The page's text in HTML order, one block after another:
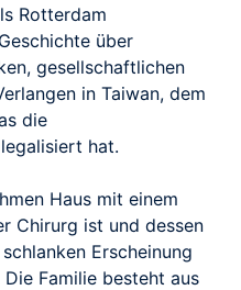
Rotterdam
über
gesellschaftlichen
in Taiwan, dem
die
hat.
Haus mit einem
Chirurg ist und dessen
Erscheinung
Familie besteht aus